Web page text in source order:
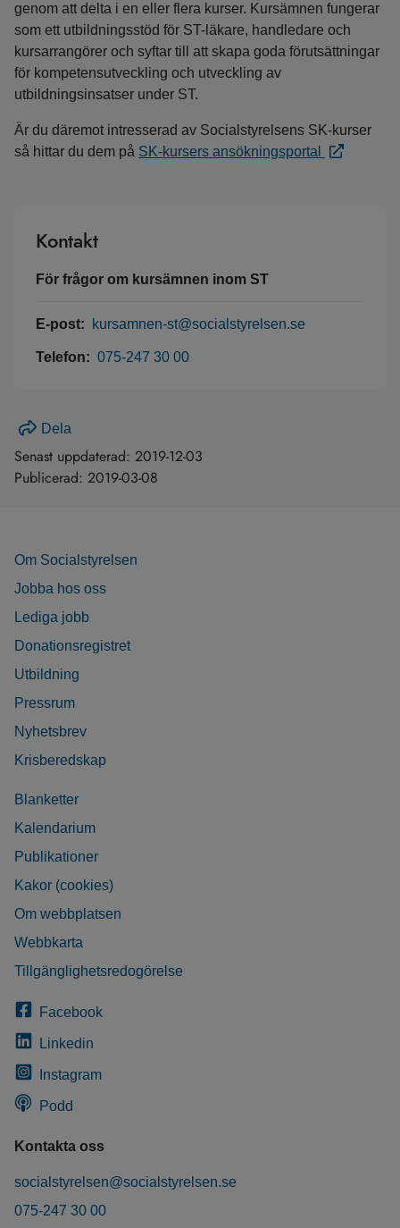
genom att delta i en eller flera kurser. Kursämnen fungerar
som ett utbildningsstöd för ST-läkare, handledare och
kursarrangörer och syftar till att skapa goda förutsättningar
för kompetensutveckling och utveckling av
utbildningsinsatser under ST.
Är du däremot intresserad av Socialstyrelsens SK-kurser
så hittar du dem på SK-kursers ansökningsportal
Kontakt
För frågor om kursämnen inom ST
E-post: kursamnen-st@socialstyrelsen.se
Telefon: 075-247 30 00
Dela
Senast uppdaterad: 2019-12-03
Publicerad: 2019-03-08
Om Socialstyrelsen
Jobba hos oss
Lediga jobb
Donationsregistret
Utbildning
Pressrum
Nyhetsbrev
Krisberedskap
Blanketter
Kalendarium
Publikationer
Kakor (cookies)
Om webbplatsen
Webbkarta
Tillgänglighetsredogörelse
Facebook
Linkedin
Instagram
Podd
Kontakta oss
socialstyrelsen@socialstyrelsen.se
075-247 30 00